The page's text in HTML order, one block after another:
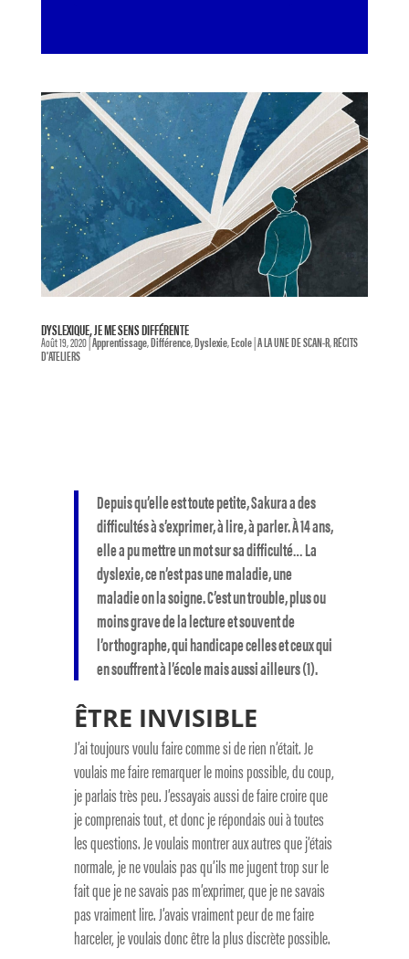
DYSLEXIQUE, JE ME SENS DIFFÉRENTE
Août 19, 2020|Apprentissage,Différence,Dyslexie,Ecole|A LA UNE DE SCAN-R,RÉCITS
D'ATELIERS
Depuis qu’elle est toute petite, Sakura a des
difficultés à s’exprimer, à lire, à parler. À 14 ans,
elle a pu mettre un mot sur sa difficulté… La
dyslexie, ce n’est pas une maladie, une
maladie on la soigne. C’est un trouble, plus ou
moins grave de la lecture et souvent de
l’orthographe, qui handicape celles et ceux qui
en souffrent à l’école mais aussi ailleurs (1).
ÊTRE INVISIBLE
J’ai toujours voulu faire comme si de rien n’était. Je
voulais me faire remarquer le moins possible, du coup,
je parlais très peu. J’essayais aussi de faire croire que
je comprenais tout, et donc je répondais oui à toutes
les questions. Je voulais montrer aux autres que j’étais
normale, je ne voulais pas qu’ils me jugent trop sur le
fait que je ne savais pas m’exprimer, que je ne savais
pas vraiment lire. J’avais vraiment peur de me faire
harceler, je voulais donc être la plus discrète possible.